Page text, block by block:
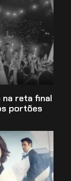
na reta final
portões